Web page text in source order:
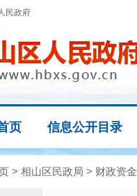
民政府
页 信息公开目录
> 相山区民政局 > 财政资金